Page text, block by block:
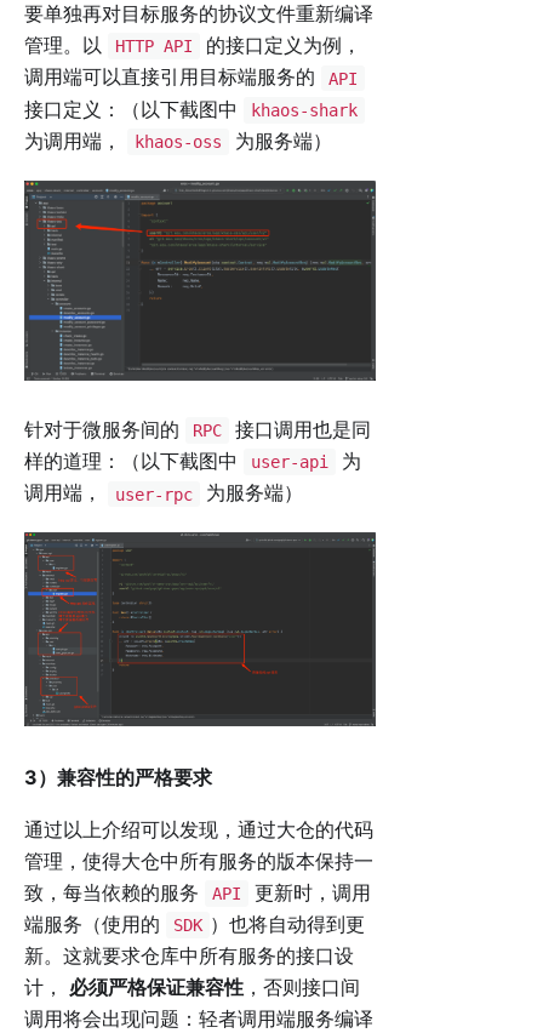
要单独再对目标服务的协议文件重新编译
管理。以
HTTP API
的接口定义为例，
调用端可以直接引用目标端服务的
API
接口定义：（以下截图中 khaos-shark
为调用端， khaos-oss 为服务端）
针对于微服务间的 RPC
接口调用也是同
样的道理：（以下截图中
user-api
为
调用端，
user-rpc 为服务端）
3）兼容性的严格要求
通过以上介绍可以发现，通过大仓的代码
管理，使得大仓中所有服务的版本保持一
致，每当依赖的服务
API
更新时，调用
端服务（使用的
SDK ）也将自动得到更
新。这就要求仓库中所有服务的接口设
计， 必须严格保证兼容性 ，否则接口间
调用将会出现问题：轻者调用端服务编译